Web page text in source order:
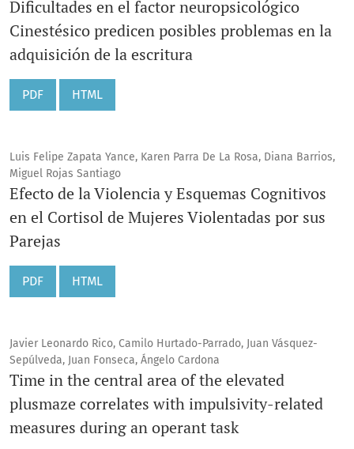
Dificultades en el factor neuropsicológico
Cinestésico predicen posibles problemas en la
adquisición de la escritura
PDF HTML
Luis Felipe Zapata Yance, Karen Parra De La Rosa, Diana Barrios,
Miguel Rojas Santiago
Efecto de la Violencia y Esquemas Cognitivos
en el Cortisol de Mujeres Violentadas por sus
Parejas
PDF HTML
Javier Leonardo Rico, Camilo Hurtado-Parrado, Juan Vásquez-
Sepúlveda, Juan Fonseca, Ángelo Cardona
Time in the central area of the elevated
plusmaze correlates with impulsivity-related
measures during an operant task